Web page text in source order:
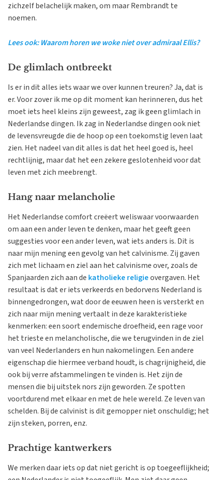
zichzelf belachelijk maken, om maar Rembrandt te
noemen.
Lees ook: Waarom horen we woke niet over admiraal Ellis?
De glimlach ontbreekt
Is er in dit alles iets waar we over kunnen treuren? Ja, dat is
er. Voor zover ik me op dit moment kan herinneren, dus het
moet iets heel kleins zijn geweest, zag ik geen glimlach in
Nederlandse dingen. Ik zag in Nederlandse dingen ook niet
de levensvreugde die de hoop op een toekomstig leven laat
zien. Het nadeel van dit alles is dat het heel goed is, heel
rechtlijnig, maar dat het een zekere geslotenheid voor dat
leven met zich meebrengt.
Hang naar melancholie
Het Nederlandse comfort creëert weliswaar voorwaarden
om aan een ander leven te denken, maar het geeft geen
suggesties voor een ander leven, wat iets anders is. Dit is
naar mijn mening een gevolg van het calvinisme. Zij gaven
zich met lichaam en ziel aan het calvinisme over, zoals de
Spanjaarden zich aan de katholieke religieovergaven. Het
resultaat is dat er iets verkeerds en bedorvens Nederland is
binnengedrongen, wat door de eeuwen heen is versterkt en
zich naar mijn mening vertaalt in deze karakteristieke
kenmerken: een soort endemische droefheid, een rage voor
het trieste en melancholische, die we terugvinden in de ziel
van veel Nederlanders en hun nakomelingen. Een andere
eigenschap die hiermee verband houdt, is chagrijnigheid, die
ook bij verre afstammelingen te vinden is. Het zijn de
mensen die bij uitstek nors zijn geworden. Ze spotten
voortdurend met elkaar en met de hele wereld. Ze leven van
schelden. Bij de calvinist is dit gemopper niet onschuldig; het
zijn steken, porren, enz.
Prachtige kantwerkers
We merken daar iets op dat niet gericht is op toegeeflijkheid;